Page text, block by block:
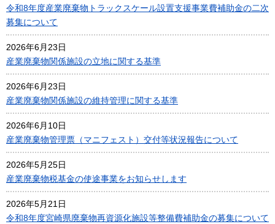
令和8年度産業廃棄物トラックスケール設置支援事業費補助金の二次
募集について
2026年6月23日
産業廃棄物関係施設の立地に関する基準
2026年6月23日
産業廃棄物関係施設の維持管理に関する基準
2026年6月10日
産業廃棄物管理票（マニフェスト）交付等状況報告について
2026年5月25日
産業廃棄物税基金の使途事業をお知らせします
2026年5月21日
令和8年度宮崎県廃棄物再資源化施設等整備費補助金の募集について